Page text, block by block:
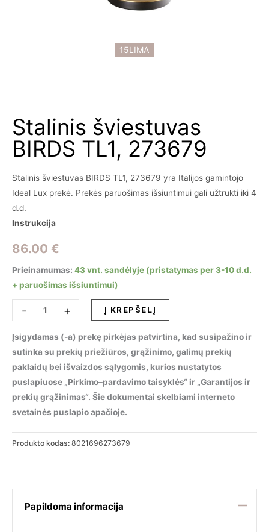
15LIMA
Stalinis šviestuvas
BIRDS TL1, 273679
Stalinis šviestuvas BIRDS TL1, 273679 yra Italijos gamintojo
Ideal Lux prekė. Prekės paruošimas išsiuntimui gali užtrukti iki 4
d.d.
Instrukcija
86.00 €
Prieinamumas: 43 vnt. sandėlyje (pristatymas per 3-10 d.d.
+ paruošimas išsiuntimui)
-
produkto
kiekis:
Stalinis
šviestuvas
BIRDS
TL1,
273679
+ Į KREPŠELĮ
Įsigydamas (-a) prekę pirkėjas patvirtina, kad susipažino ir
sutinka su prekių priežiūros, grąžinimo, galimų prekių
paklaidų bei išvaizdos sąlygomis, kurios nustatytos
puslapiuose „Pirkimo–pardavimo taisyklės“ ir „Garantijos ir
prekių grąžinimas“. Šie dokumentai skelbiami interneto
svetainės puslapio apačioje.
Produkto kodas: 8021696273679
Papildoma informacija